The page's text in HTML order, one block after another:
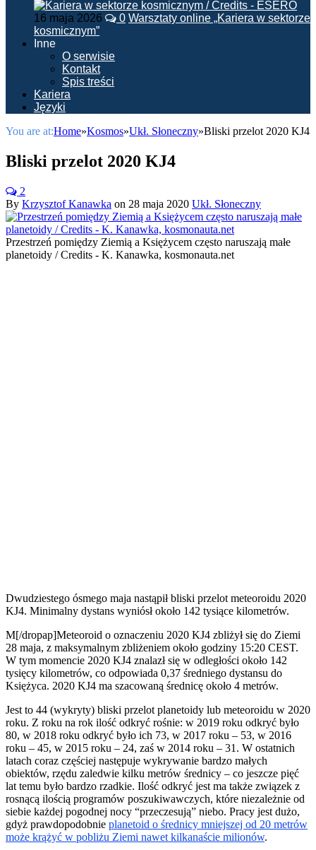
16 maja 2026 0 Warsztaty online „Kariera w sektorze
kosmicznym”
Inne
O serwisie
Kontakt
Spis treści
Kariera
Języki
You are at:Home»Kosmos»Ukł. Słoneczny»Bliski przelot 2020 KJ4
Bliski przelot 2020 KJ4
2
By Krzysztof Kanawka on 28 maja 2020 Ukł. Słoneczny
Przestrzeń pomiędzy Ziemią a Księżycem często naruszają małe
planetoidy / Credits - K. Kanawka, kosmonauta.net
Dwudziestego ósmego maja nastąpił bliski przelot meteoroidu 2020
KJ4. Minimalny dystans wyniósł około 142 tysiące kilometrów.
M[/dropap]Meteoroid o oznaczeniu 2020 KJ4 zbliżył się do Ziemi
28 maja, z maksymalnym zbliżeniem około godziny 15:20 CEST.
W tym momencie 2020 KJ4 znalazł się w odległości około 142
tysięcy kilometrów, co odpowiada 0,37 średniego dystansu do
Księżyca. 2020 KJ4 ma szacowaną średnicę około 4 metrów.
Jest to 44 (wykryty) bliski przelot planetoidy lub meteoroidu w 2020
roku. Z roku na rok ilość odkryć rośnie: w 2019 roku odkryć było
80, w 2018 roku odkryć było ich 73, w 2017 roku – 53, w 2016
roku – 45, w 2015 roku – 24, zaś w 2014 roku – 31. W ostatnich
latach coraz częściej następuje wykrywanie bardzo małych
obiektów, rzędu zaledwie kilku metrów średnicy – co jeszcze pięć
lat temu było bardzo rzadkie. Ilość odkryć jest ma także związek z
rosnącą ilością programów poszukiwawczych, które niezależnie od
siebie każdej pogodnej nocy “przeczesują” niebo. Pracy jest dużo,
gdyż prawdopodobnie planetoid o średnicy mniejszej od 20 metrów
może krążyć w pobliżu Ziemi nawet kilkanaście milionów.